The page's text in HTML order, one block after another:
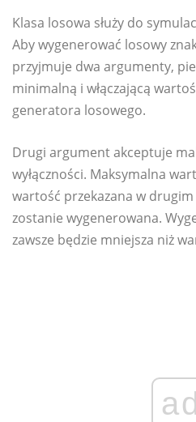
Klasa losowa służy do
Aby wygenerować losowy
przyjmuje dwa argumenty,
minimalną i włączającą
generatora losowego.
Drugi argument akceptuje
wyłączności. Maksymalna
wartość przekazana w
zostanie wygenerowana.
zawsze będzie mniejsza niż